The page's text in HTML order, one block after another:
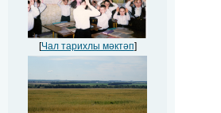
[Чал тарихлы мәктәп]